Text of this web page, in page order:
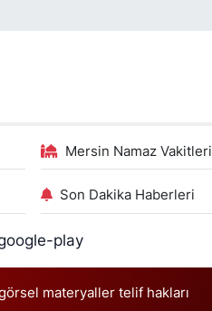
Mersin Namaz Vakitleri
Son Dakika Haberleri
materyaller telif hakları